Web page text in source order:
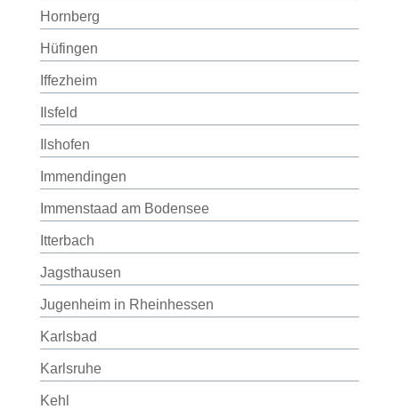
Hornberg
Hüfingen
Iffezheim
Ilsfeld
Ilshofen
Immendingen
Immenstaad am Bodensee
Itterbach
Jagsthausen
Jugenheim in Rheinhessen
Karlsbad
Karlsruhe
Kehl